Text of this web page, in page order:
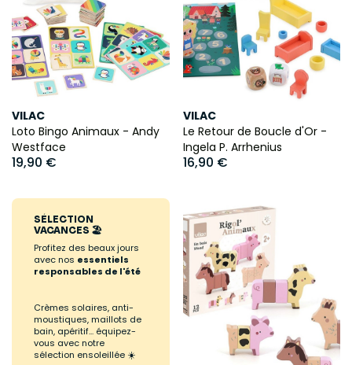
VILAC
Loto Bingo Animaux - Andy
Westface
19,90 €
VILAC
Le Retour de Boucle d'Or -
Ingela P. Arrhenius
16,90 €
SÉLECTION
VACANCES 🏖️
Profitez des beaux jours
avec nos essentiels
responsables de l'été
Crèmes solaires, anti-
moustiques, maillots de
bain, apéritif... équipez-
vous avec notre
sélection ensoleillée ☀️